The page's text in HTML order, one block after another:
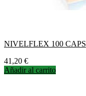
NIVELFLEX 100 CAPS
Precio
41,20 €
Añadir al carrito